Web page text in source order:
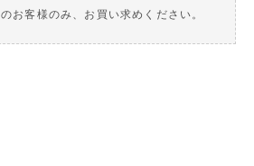
お客様のみ、お買い求めください。